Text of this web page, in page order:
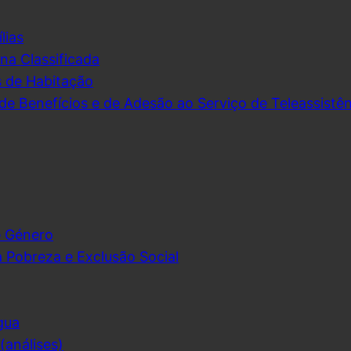
Classificada
de Habitação
Benefícios e de Adesão ao Serviço de
Género
e Exclusão Social